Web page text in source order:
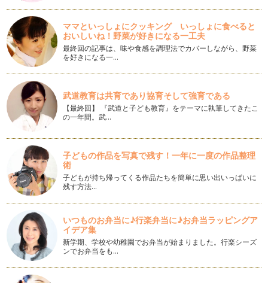
ママといっしょにクッキング いっしょに食べると
おいしいね！野菜が好きになる一工夫
最終回の記事は、味や食感を調理法でカバーしながら、野菜
を好きになる一…
武道教育は共育であり協育そして強育である
【最終回】 『武道と子ども教育』をテーマに執筆してきたこ
の一年間。武…
子どもの作品を写真で残す！一年に一度の作品整理
術
子どもが持ち帰ってくる作品たちを簡単に思い出いっぱいに
残す方法…
いつものお弁当に♪行楽弁当に♪お弁当ラッピングア
イデア集
新学期、学校や幼稚園でお弁当が始まりました。行楽シーズ
ンでお弁当をも…